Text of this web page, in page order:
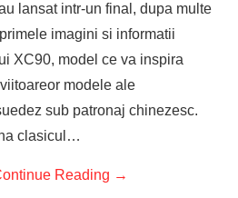
lansat intr-un final, dupa multe
imagini si informatii
XC90, model ce va inspira
modele ale
sub patronaj chinezesc.
clasicul…
Reading →